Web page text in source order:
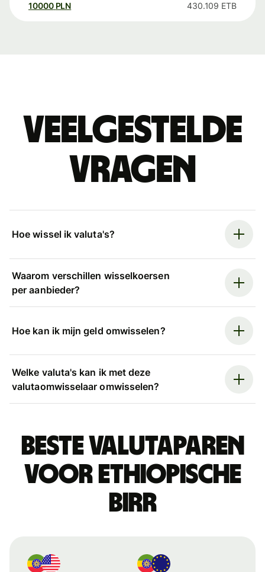
10000 PLN 430.109 ETB
Veelgestelde
vragen
Hoe wissel ik valuta's?
Waarom verschillen wisselkoersen
per aanbieder?
Hoe kan ik mijn geld omwisselen?
Welke valuta's kan ik met deze
valutaomwisselaar omwisselen?
Beste valutaparen
voor Ethiopische
birr